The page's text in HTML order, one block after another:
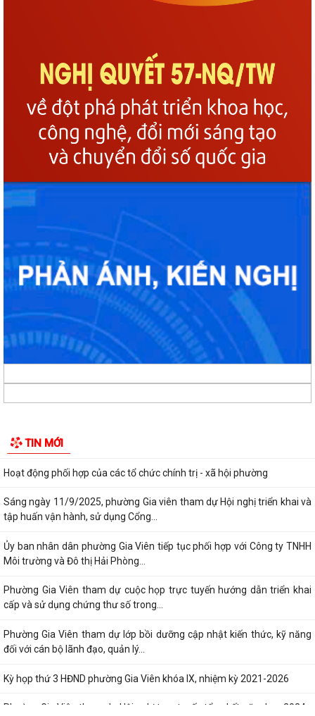
TIN MỚI
Phường Gia Viên dự trực tuyến Phiên họp thứ tư Ban Chỉ đạo của
Chính phủ về phát triển khoa học,...
Phường Gia Viên dự Hội nghị trực tuyến triển khai thực hiện công tác
tuyển chọn và gọi công dân...
Phường Gia Viên tổ chức đồng loạt ra quân tổng dọn vệ sinh môi
Gương sáng lan tỏa tinh thần yêu nước: Thanh niên tự nguyện viết đơn
Phường Gia Viên tham dự Hội nghị trực tuyến phổ biến Luật Lưu trữ
năm 2024 và các văn bản quy định...
UBND phường Gia Viên tiếp và làm việc với Đoàn giám sát của Thường
trực HĐND phường về công tác...
Phường Gia Viên tổ chức Họp triển khai thực hiện chiến dịch làm giàu,
làm sạch cơ sở dữ...
Đảng ủy phường Gia Viên tổ chức tiếp sóng Hội nghị trực tuyến toàn
dân học vụ số - Quốc hội số:...
Hoạt động phối hợp của các tổ chức chính trị - xã hội phường
Sáng ngày 11/9/2025, phường Gia viên tham dự Hội nghị triển khai và
tập huấn vận hành, sử dụng Cổng...
Ủy ban nhân dân phường Gia Viên tiếp tục phối hợp với Công ty TNHH
Môi trường và Đô thị Hải Phòng...
Phường Gia Viên tham dự cuộc họp trực tuyến hướng dẫn triển khai
cấp và sử dụng chứng thư số trong...
Phường Gia Viên tham dự lớp bồi dưỡng cập nhật kiến thức, kỹ năng
đối với cán bộ lãnh đạo, quản lý...
Kỳ họp thứ 3 HĐND phường Gia Viên khóa IX, nhiệm kỳ 2021-2026
Phường Gia Viên tham dự Hội nghị trực tuyến tổng kết năm học 2024 -